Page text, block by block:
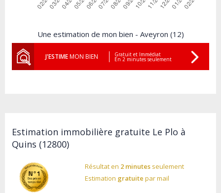
Une estimation de mon bien - Aveyron (12)
J'ESTIMEMON BIEN Gratuit et Immédiat
En 2 minutes seulement
Estimation immobilière gratuite Le Plo à
Quins (12800)
Résultat en 2 minutes seulement
Estimation gratuite par mail